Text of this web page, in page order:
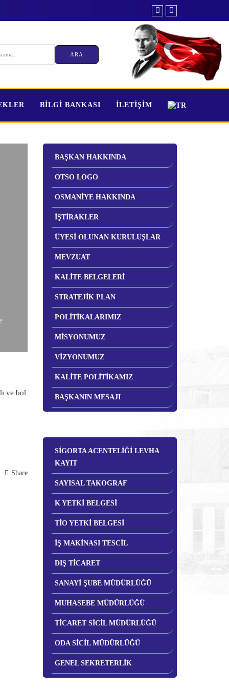
BİLGİ BANKASI İLETİŞİM
ve bol
Share
BAŞKAN HAKKINDA
OTSO LOGO
OSMANİYE HAKKINDA
İŞTİRAKLER
ÜYESİ OLUNAN KURULUŞLAR
MEVZUAT
KALİTE BELGELERİ
STRATEJİK PLAN
POLİTİKALARIMIZ
MİSYONUMUZ
VİZYONUMUZ
KALİTE POLİTİKAMIZ
BAŞKANIN MESAJI
SİGORTA ACENTELİĞİ LEVHA
KAYIT
SAYISAL TAKOGRAF
K YETKİ BELGESİ
TİO YETKİ BELGESİ
İŞ MAKİNASI TESCİL
DIŞ TİCARET
SANAYİ ŞUBE MÜDÜRLÜĞÜ
MUHASEBE MÜDÜRLÜĞÜ
TİCARET SİCİL MÜDÜRLÜĞÜ
ODA SİCİL MÜDÜRLÜĞÜ
GENEL SEKRETERLİK